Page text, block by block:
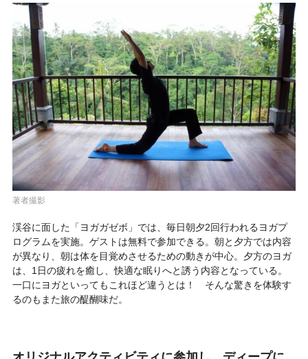
著者撮影
渓谷に面した「ヨガガゼボ」では、毎日朝夕2回行われるヨガプ
ログラムを実施。ゲストは無料で参加できる。朝と夕方では内容
が異なり、朝は体を目覚めさせるための動きが中心。夕方のヨガ
は、1日の疲れを癒し、快適な眠りへと誘う内容となっている。
一口にヨガといってもこれほど違うとは！ そんな驚きを体験す
るのもまた旅の醍醐味だ。